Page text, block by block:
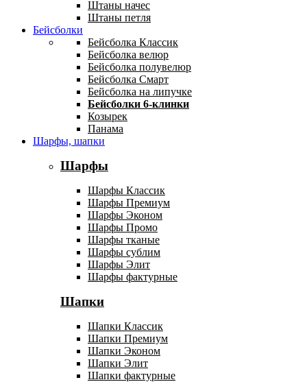
Штаны начес
Штаны петля
Бейсболки
Бейсболка Классик
Бейсболка велюр
Бейсболка полувелюр
Бейсболка Смарт
Бейсболка на липучке
Бейсболки 6-клинки
Козырек
Панама
Шарфы, шапки
Шарфы
Шарфы Классик
Шарфы Премиум
Шарфы Эконом
Шарфы Промо
Шарфы тканые
Шарфы сублим
Шарфы Элит
Шарфы фактурные
Шапки
Шапки Классик
Шапки Премиум
Шапки Эконом
Шапки Элит
Шапки фактурные